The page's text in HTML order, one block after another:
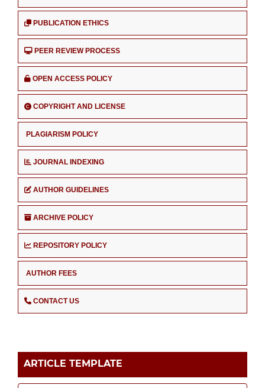
PUBLICATION ETHICS
PEER REVIEW PROCESS
OPEN ACCESS POLICY
COPYRIGHT AND LICENSE
PLAGIARISM POLICY
JOURNAL INDEXING
AUTHOR GUIDELINES
ARCHIVE POLICY
REPOSITORY POLICY
AUTHOR FEES
CONTACT US
ARTICLE TEMPLATE